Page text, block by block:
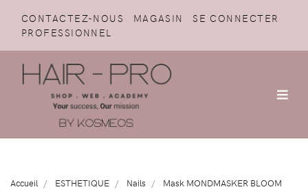
CONTACTEZ-NOUS MAGASIN
SE CONNECTER
PROFESSIONNEL
Accueil ESTHETIQUE Nails Mask MONDMASKER BLOOM